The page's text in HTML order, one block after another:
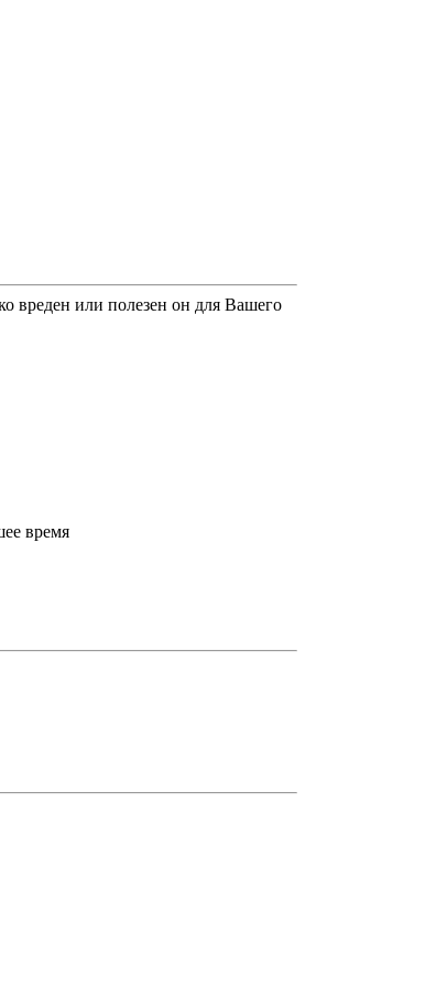
вреден или полезен он для Вашего
время